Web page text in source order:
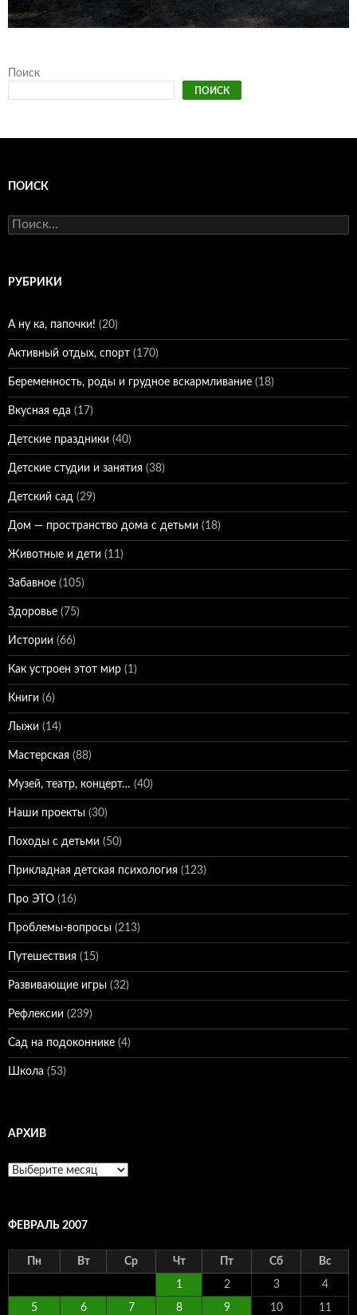
Поиск
ПОИСК
ПОИСК
Найти:
РУБРИКИ
А ну ка, папочки! (20)
Активный отдых, спорт (170)
Беременность, роды и грудное вскармливание (18)
Вкусная еда (17)
Детские праздники (40)
Детские студии и занятия (38)
Детский сад (29)
Дом — пространство дома с детьми (18)
Животные и дети (11)
Забавное (105)
Здоровье (75)
Истории (66)
Как устроен этот мир (1)
Книги (6)
Лыжи (14)
Мастерская (88)
Музей, театр, концерт… (40)
Наши проекты (30)
Походы с детьми (50)
Прикладная детская психология (123)
Про ЭТО (16)
Проблемы-вопросы (213)
Путешествия (15)
Развивающие игры (32)
Рефлексии (239)
Сад на подоконнике (4)
Школа (53)
АРХИВ
Архив
ФЕВРАЛЬ 2007
Пн Вт Ср Чт Пт Сб Вс
1 2 3 4
5 6 7 8 9 10 11